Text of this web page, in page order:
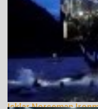
153196 Nézetek